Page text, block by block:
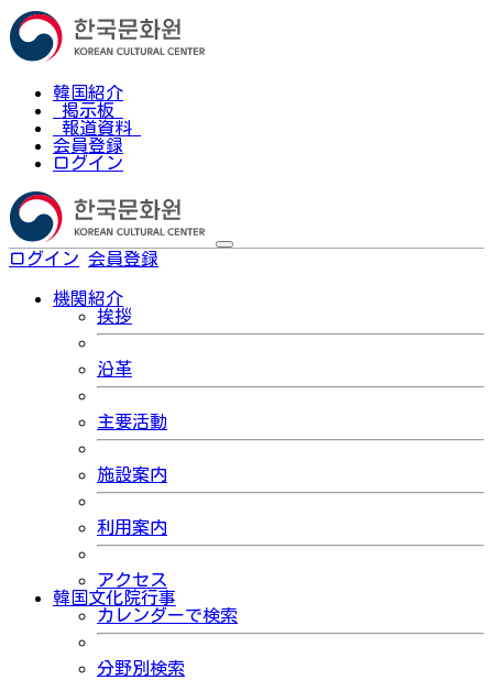
韓国紹介
掲示板
報道資料
会員登録
ログイン
ログイン 会員登録
機関紹介
挨拶
沿革
主要活動
施設案内
利用案内
アクセス
韓国文化院行事
カレンダーで検索
分野別検索